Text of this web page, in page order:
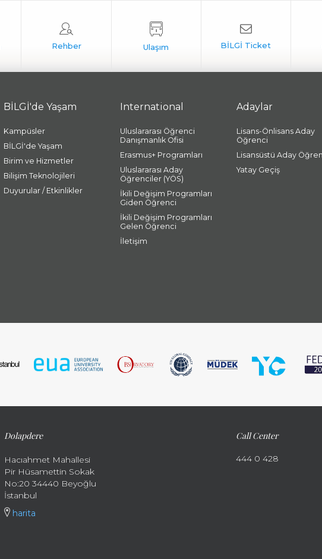
BİLGİ'de Yaşam
Kampüsler
BİLGİ'de Yaşam
Birim ve Hizmetler
Bilişim Teknolojileri
Duyurular / Etkinlikler
International
Uluslararası Öğrenci
Danışmanlık Ofisi
Erasmus+ Programları
Uluslararası Aday
Öğrenciler (YÖS)
İkili Değişim Programları
Giden Öğrenci
İkili Değişim Programları
Gelen Öğrenci
İletişim
Adaylar
Lisans-Önlisans Aday
Öğrenci
Lisansüstü Aday
Yatay Geçiş
Dolapdere
Hacıahmet Mahallesi
Pir Hüsamettin Sokak
No:20 34440 Beyoğlu
İstanbul
harita
Call Center
444 0 428